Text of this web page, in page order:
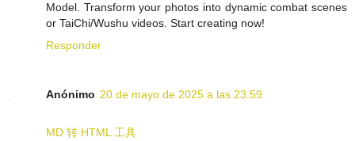
Model. Transform your photos into dynamic combat scenes
or TaiChi/Wushu videos. Start creating now!
Responder
Anónimo 20 de mayo de 2025 a las 23:59
MD 转 HTML 工具